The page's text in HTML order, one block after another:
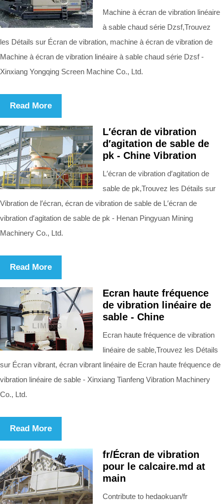
Machine à écran de vibration linéaire
à sable chaud série Dzsf,Trouvez
les Détails sur Écran de vibration, machine à écran de vibration de
Machine à écran de vibration linéaire à sable chaud série Dzsf -
Xinxiang Yongqing Screen Machine Co., Ltd.
Read More
L′écran de vibration
d′agitation de sable de
pk - Chine Vibration
L′écran de vibration d′agitation de
sable de pk,Trouvez les Détails sur
Vibration de l′écran, écran de vibration de sable de L′écran de
vibration d′agitation de sable de pk - Henan Pingyuan Mining
Machinery Co., Ltd.
Read More
Ecran haute fréquence
de vibration linéaire de
sable - Chine
Ecran haute fréquence de vibration
linéaire de sable,Trouvez les Détails
sur Écran vibrant, écran vibrant linéaire de Ecran haute fréquence de
vibration linéaire de sable - Xinxiang Tianfeng Vibration Machinery
Co., Ltd.
Read More
fr/Écran de vibration
pour le calcaire.md at
main
Contribute to hedaokuan/fr